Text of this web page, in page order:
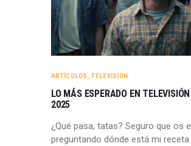
ARTÍCULOS ,TELEVISIÓN
LO MÁS ESPERADO EN
2025
¿Qué pasa, tatas? Seguro que os
preguntando dónde está mi receta